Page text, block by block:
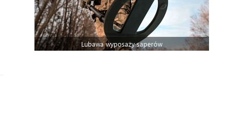
Lubawa wyposaży saperów